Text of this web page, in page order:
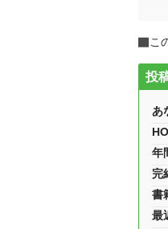
こ
投
あ
年
完
書
最